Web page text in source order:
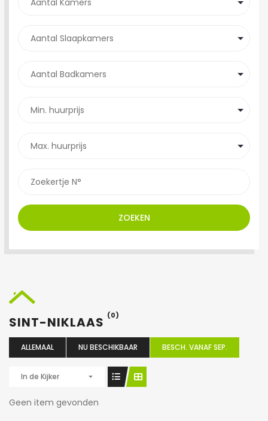
ZOEKEN
SINT-NIKLAAS (0)
ALLEMAAL NU BESCHIKBAAR BESCH. VANAF SEP.
In de Kijker
Geen item gevonden